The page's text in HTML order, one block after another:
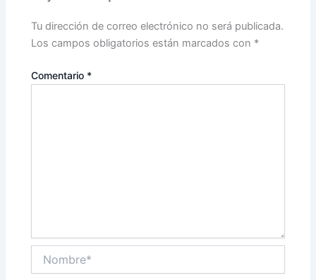
Tu dirección de correo electrónico no será publicada.
Los campos obligatorios están marcados con *
Comentario *